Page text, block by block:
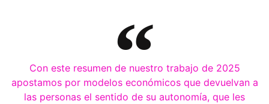
Con este resumen de nuestro trabajo de 2025
apostamos por modelos económicos que devuelvan a
las personas el sentido de su autonomía, que les